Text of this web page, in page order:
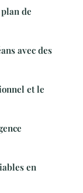
de
avec des
et le
en